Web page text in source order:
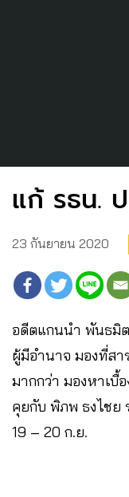
แก้ รธน.
23 กันยายน 2020
อดีตแกนนำ พันธมิ
ผู้มีอำนาจ มองที่ส
มากกว่า มองหาเบื้
คุยกับ พิภพ ธงไชย
19 – 20 ก.ย.